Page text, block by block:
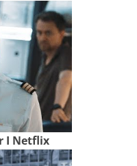
I Netflix